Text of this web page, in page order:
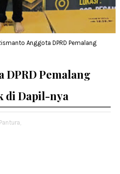
Anggota DPRD Pemalang
DPRD Pemalang
di Dapil-nya
Pantura,